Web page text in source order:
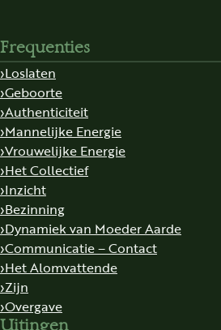
Frequenties
Loslaten
Geboorte
Authenticiteit
Mannelijke Energie
Vrouwelijke Energie
Het Collectief
Inzicht
Bezinning
Dynamiek van Moeder Aarde
Communicatie – Contact
Het Alomvattende
Zijn
Overgave